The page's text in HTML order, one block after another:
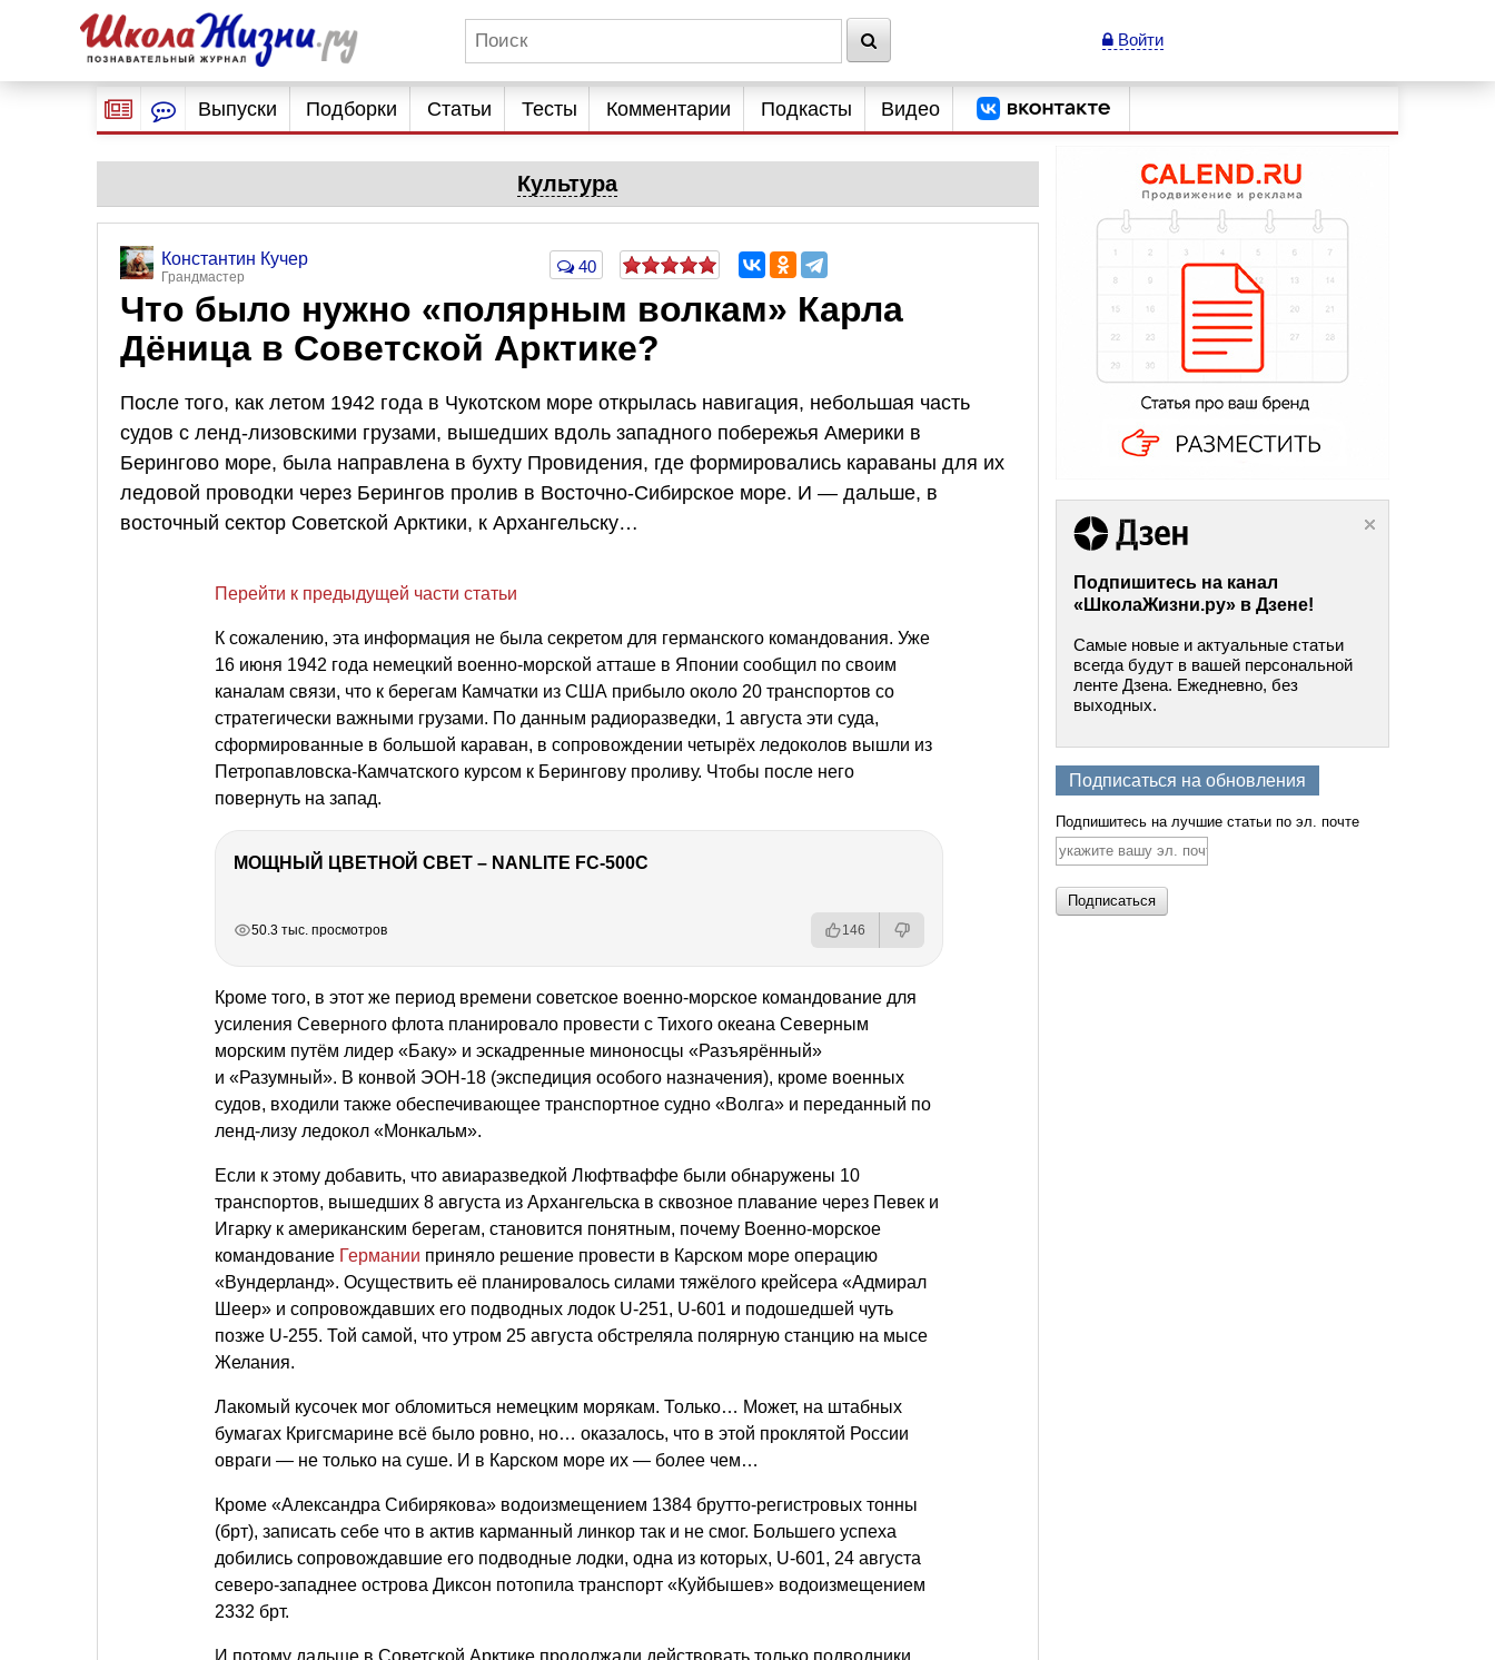
Войти
Выпуски Подборки Статьи Тесты Комментарии Подкасты Видео
Культура
Константин Кучер
Грандмастер
40
Что было нужно «полярным волкам» Карла
Дёница в Советской Арктике?
После того, как летом 1942 года в Чукотском море открылась навигация, небольшая часть
судов с ленд-лизовскими грузами, вышедших вдоль западного побережья Америки в
Берингово море, была направлена в бухту Провидения, где формировались караваны для их
ледовой проводки через Берингов пролив в Восточно-Сибирское море. И — дальше, в
восточный сектор Советской Арктики, к Архангельску…
Перейти к предыдущей части статьи
К сожалению, эта информация не была секретом для германского командования. Уже
16 июня 1942 года немецкий военно-морской атташе в Японии сообщил по своим
каналам связи, что к берегам Камчатки из США прибыло около 20 транспортов со
стратегически важными грузами. По данным радиоразведки, 1 августа эти суда,
сформированные в большой караван, в сопровождении четырёх ледоколов вышли из
Петропавловска-Камчатского курсом к Берингову проливу. Чтобы после него
повернуть на запад.
МОЩНЫЙ ЦВЕТНОЙ СВЕТ – NANLITE FC-500C
50.3 тыс. просмотров 146
Кроме того, в этот же период времени советское военно-морское командование для
усиления Северного флота планировало провести с Тихого океана Северным
морским путём лидер «Баку» и эскадренные миноносцы «Разъярённый»
и «Разумный». В конвой ЭОН-18 (экспедиция особого назначения), кроме военных
судов, входили также обеспечивающее транспортное судно «Волга» и переданный по
ленд-лизу ледокол «Монкальм».
Если к этому добавить, что авиаразведкой Люфтваффе были обнаружены 10
транспортов, вышедших 8 августа из Архангельска в сквозное плавание через Певек и
Игарку к американским берегам, становится понятным, почему Военно-морское
командование Германии приняло решение провести в Карском море операцию
«Вундерланд». Осуществить её планировалось силами тяжёлого крейсера «Адмирал
Шеер» и сопровождавших его подводных лодок U-251, U-601 и подошедшей чуть
позже U-255. Той самой, что утром 25 августа обстреляла полярную станцию на мысе
Желания.
Лакомый кусочек мог обломиться немецким морякам. Только… Может, на штабных
бумагах Кригсмарине всё было ровно, но… оказалось, что в этой проклятой России
овраги — не только на суше. И в Карском море их — более чем…
Кроме «Александра Сибирякова» водоизмещением 1384 брутто-регистровых тонны
(брт), записать себе что в актив карманный линкор так и не смог. Большего успеха
добились сопровождавшие его подводные лодки, одна из которых, U-601, 24 августа
северо-западнее острова Диксон потопила транспорт «Куйбышев» водоизмещением
2332 брт.
И потому дальше в Советской Арктике продолжали действовать только подводники
Подпишитесь на канал
«ШколаЖизни.ру» в Дзене!
Самые новые и актуальные статьи
всегда будут в вашей персональной
ленте Дзена. Ежедневно, без
выходных.
Подписаться на обновления
Подпишитесь на лучшие статьи по эл. почте